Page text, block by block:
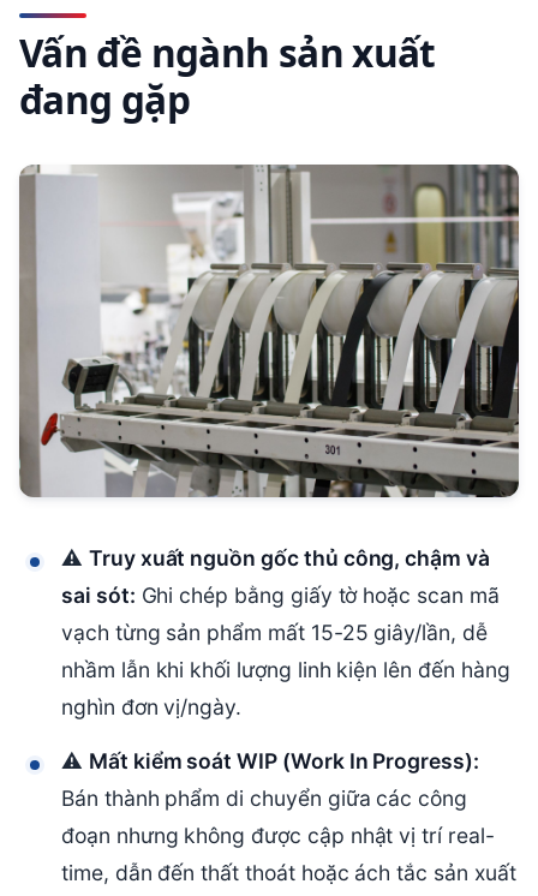
Vấn đề ngành sản xuất
đang gặp
⚠ Truy xuất nguồn gốc thủ công, chậm và
sai sót: Ghi chép bằng giấy tờ hoặc scan mã
vạch từng sản phẩm mất 15-25 giây/lần, dễ
nhầm lẫn khi khối lượng linh kiện lên đến hàng
nghìn đơn vị/ngày.
⚠ Mất kiểm soát WIP (Work In Progress):
Bán thành phẩm di chuyển giữa các công
đoạn nhưng không được cập nhật vị trí real-
time, dẫn đến thất thoát hoặc ách tắc sản xuất